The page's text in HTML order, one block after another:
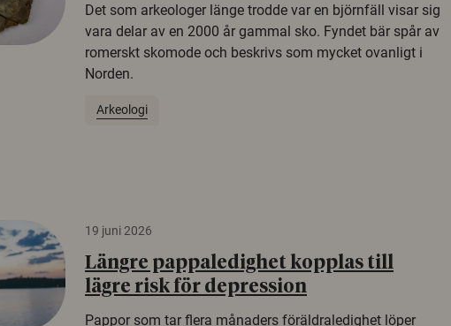
Det som arkeologer länge trodde var en björnfäll visar sig
vara delar av en 2000 år gammal sko. Fyndet bär spår av
romerskt skomode och beskrivs som mycket ovanligt i
Norden.
Arkeologi
19 juni 2026
Längre pappaledighet kopplas till
lägre risk för depression
Pappor som tar flera månaders föräldraledighet löper